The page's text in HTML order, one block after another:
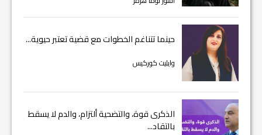
حينما تتناغم الخطوات مع قضية تعتبر حيوية...
وايليت كوركيس
الذكرى قوة، والتضحية ألتزام، والدم لا يسقط
بالتقاد...